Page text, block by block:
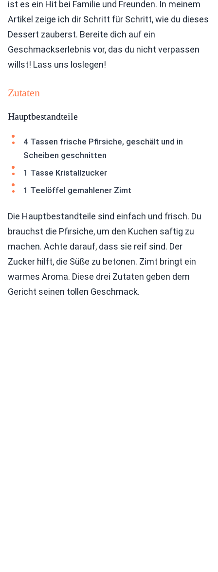
ist es ein Hit bei Familie und Freunden. In meinem
Artikel zeige ich dir Schritt für Schritt, wie du dieses
Dessert zauberst. Bereite dich auf ein
Geschmackserlebnis vor, das du nicht verpassen
willst! Lass uns loslegen!
Zutaten
Hauptbestandteile
4 Tassen frische Pfirsiche, geschält und in
Scheiben geschnitten
1 Tasse Kristallzucker
1 Teelöffel gemahlener Zimt
Die Hauptbestandteile sind einfach und frisch. Du
brauchst die Pfirsiche, um den Kuchen saftig zu
machen. Achte darauf, dass sie reif sind. Der
Zucker hilft, die Süße zu betonen. Zimt bringt ein
warmes Aroma. Diese drei Zutaten geben dem
Gericht seinen tollen Geschmack.